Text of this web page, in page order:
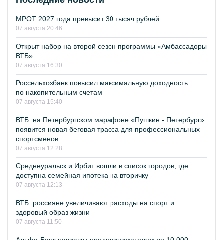
МРОТ 2027 года превысит 30 тысяч рублей
07 августа 20:46
Открыт набор на второй сезон программы «Амбассадоры
ВТБ»
07 августа 16:30
Россельхозбанк повысил максимальную доходность
по накопительным счетам
07 августа 15:40
ВТБ: на Петербургском марафоне «Пушкин - Петербург»
появится новая беговая трасса для профессиональных
спортсменов
07 августа 12:28
Среднеуральск и Ирбит вошли в список городов, где
доступна семейная ипотека на вторичку
07 августа 12:13
ВТБ: россияне увеличивают расходы на спорт и
здоровый образ жизни
07 августа 11:50